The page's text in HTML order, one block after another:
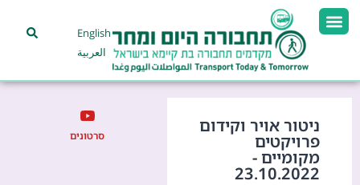
English
العربية
ניטור אויר וקידום
פרויקטים
מקומיים -
23.10.2022
סרטונים